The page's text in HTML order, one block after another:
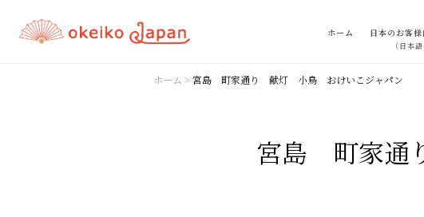
ホーム 日本のお客
（日本
ホーム > 宮島 町家通り 献灯 小鳥 おけいこジャパン
宮島 町家通